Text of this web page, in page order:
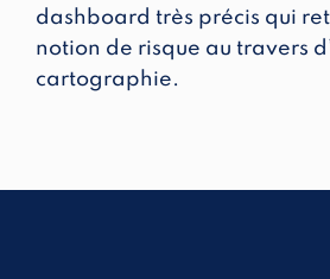
dashboard très précis qui
notion de risque au travers
cartographie.